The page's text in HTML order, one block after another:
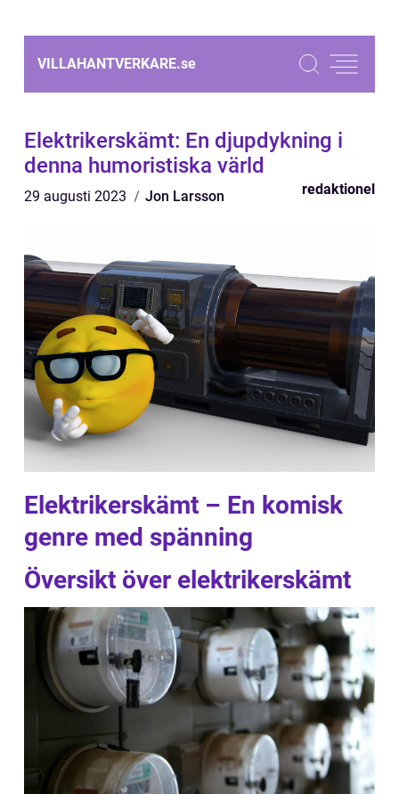
VILLAHANTVERKARE.se
Elektrikerskämt: En djupdykning i
denna humoristiska värld
29 augusti 2023 Jon Larsson redaktionel
Elektrikerskämt – En komisk
genre med spänning
Översikt över elektrikerskämt